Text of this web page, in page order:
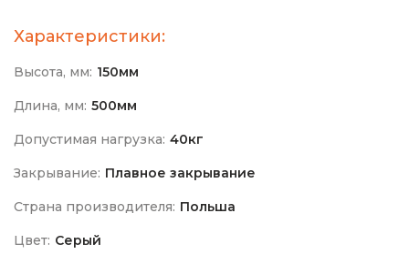
Характеристики:
Высота, мм: 150мм
Длина, мм: 500мм
Допустимая нагрузка: 40кг
Закрывание: Плавное закрывание
Страна производителя: Польша
Цвет: Серый